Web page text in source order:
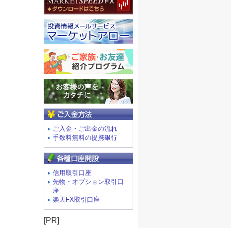
ご入金・ご出金の流れ
手数料無料の提携銀行
信用取引口座
先物・オプション取引口
座
楽天FX取引口座
[PR]